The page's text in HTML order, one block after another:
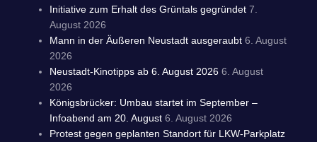
Initiative zum Erhalt des Grüntals gegründet 7.
August 2026
Mann in der Äußeren Neustadt ausgeraubt 6. August
2026
Neustadt-Kinotipps ab 6. August 2026 6. August
2026
Königsbrücker: Umbau startet im September –
Infoabend am 20. August 6. August 2026
Protest gegen geplanten Standort für LKW-Parkplatz